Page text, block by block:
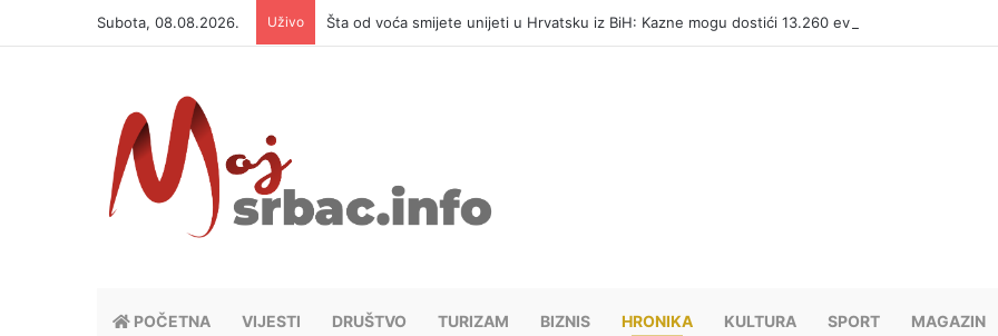
Subota, 08.08.2026. Uživo Šta od voća smijete unijeti u Hrvatsku iz BiH: Kazne mogu dostići 13.260 evra
POČETNA VIJESTI DRUŠTVO TURIZAM BIZNIS HRONIKA KULTURA SPORT MAGAZIN